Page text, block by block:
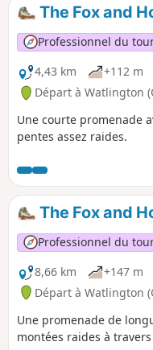
The Fox and
Professionnel du
4,43 km
+112 m
Départ à Watlington
Une courte promenade
pentes assez raides.
The Fox and
Professionnel du
8,66 km
+147 m
Départ à Watlington
Une promenade de
montées raides à